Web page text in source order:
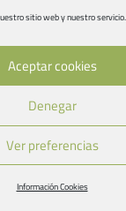
sitio web y nuestro servicio.
Aceptar cookies
Denegar
Ver preferencias
Información Cookies
Real.
.
.
.